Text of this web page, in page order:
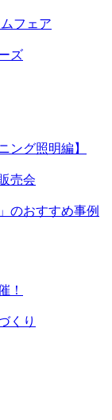
フェア
ズ
ング照明編】
売会
のおすすめ事例
！
くり